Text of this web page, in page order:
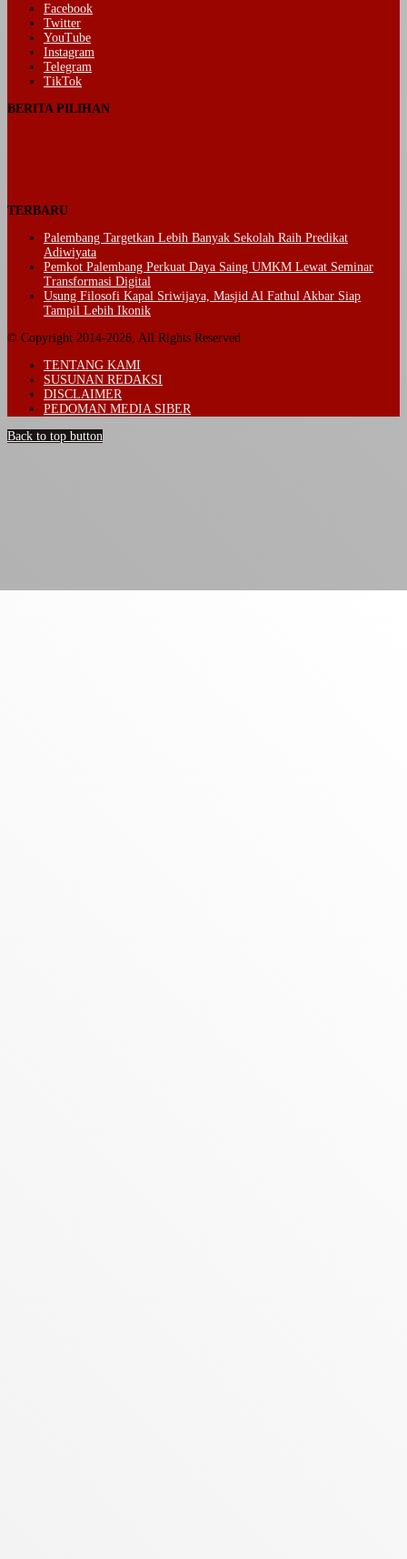
Facebook
Twitter
YouTube
Instagram
Telegram
TikTok
BERITA PILIHAN
TERBARU
Palembang Targetkan Lebih Banyak Sekolah Raih Predikat
Adiwiyata
Pemkot Palembang Perkuat Daya Saing UMKM Lewat Seminar
Transformasi Digital
Usung Filosofi Kapal Sriwijaya, Masjid Al Fathul Akbar Siap
Tampil Lebih Ikonik
© Copyright 2014-2026, All Rights Reserved
TENTANG KAMI
SUSUNAN REDAKSI
DISCLAIMER
PEDOMAN MEDIA SIBER
Back to top button